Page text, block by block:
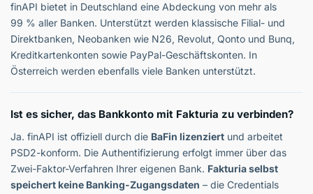
finAPI bietet in Deutschland eine Abdeckung von mehr als
99 % aller Banken. Unterstützt werden klassische Filial- und
Direktbanken, Neobanken wie N26, Revolut, Qonto und Bunq,
Kreditkartenkonten sowie PayPal-Geschäftskonten. In
Österreich werden ebenfalls viele Banken unterstützt.
Ist es sicher, das Bankkonto mit Fakturia zu verbinden?
Ja. finAPI ist offiziell durch die BaFin lizenziert und arbeitet
PSD2-konform. Die Authentifizierung erfolgt immer über das
Zwei-Faktor-Verfahren Ihrer eigenen Bank. Fakturia selbst
speichert keine Banking-Zugangsdaten – die Credentials